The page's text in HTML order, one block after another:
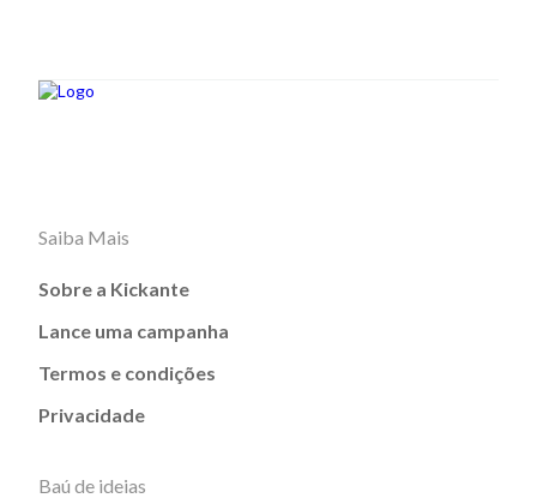
Saiba Mais
Sobre a Kickante
Lance uma campanha
Termos e condições
Privacidade
Baú de ideias